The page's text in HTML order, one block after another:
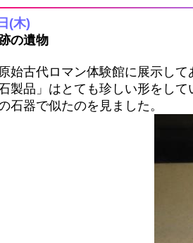
(木)
の遺物
始古代ロマン体験館に展示して
製品」はとても珍しい形をして
石器で似たのを見ました。